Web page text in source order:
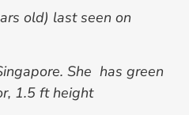
old) last seen on
She has green
1.5 ft height